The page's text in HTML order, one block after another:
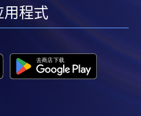
linkedin
用程式